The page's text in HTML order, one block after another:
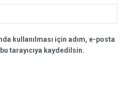
kullanılması için adım, e-posta
tarayıcıya kaydedilsin.